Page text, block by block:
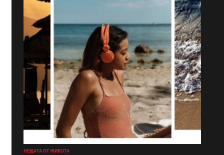
НЕЩАТА ОТ ЖИВОТА